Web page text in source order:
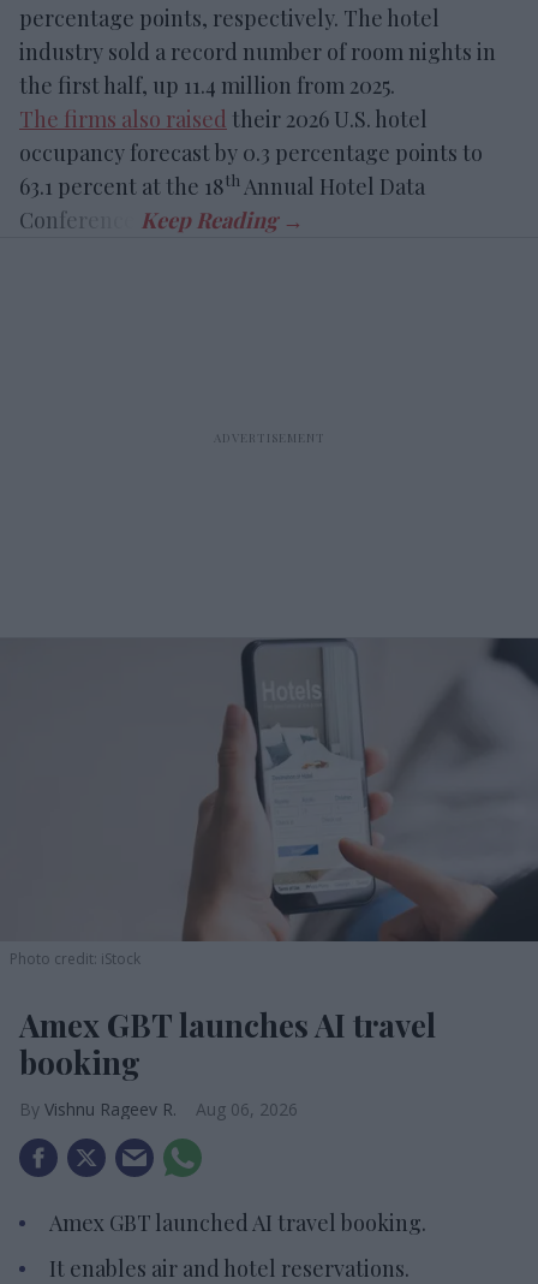
percentage points, respectively. The hotel
industry sold a record number of room nights in
the first half, up 11.4 million from 2025.
The firms also raised their 2026 U.S. hotel
occupancy forecast by 0.3 percentage points to
63.1 percent at the 18th Annual Hotel Data
Conference.
Photo credit: iStock
Amex GBT launches AI travel
booking
Vishnu Rageev R. Aug 06, 2026
Amex GBT launched AI travel booking.
It enables air and hotel reservations.